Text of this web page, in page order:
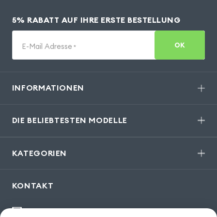
5% RABATT AUF IHRE ERSTE BESTELLUNG
E-Mail Adresse * OK
INFORMATIONEN
DIE BELIEBTESTEN MODELLE
KATEGORIEN
KONTAKT
kontakt@gsm55.de